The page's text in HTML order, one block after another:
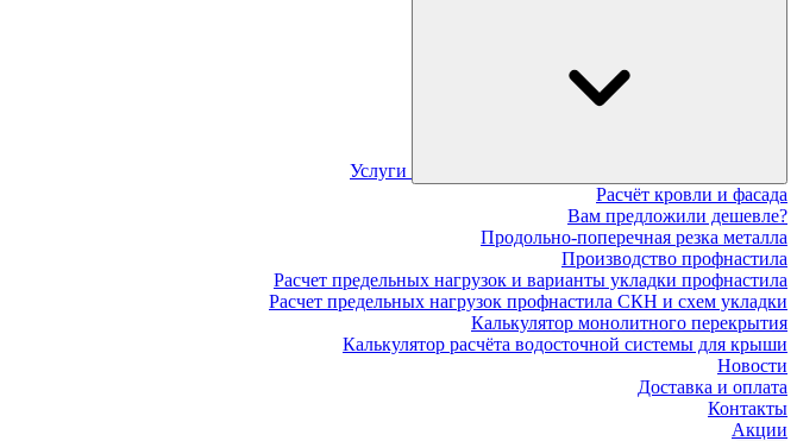
Услуги
Расчёт кровли и фасада
Вам предложили дешевле?
Продольно-поперечная резка металла
Производство профнастила
Расчет предельных нагрузок и варианты укладки профнастила
Расчет предельных нагрузок профнастила СКН и схем укладки
Калькулятор монолитного перекрытия
Калькулятор расчёта водосточной системы для крыши
Новости
Доставка и оплата
Контакты
Акции